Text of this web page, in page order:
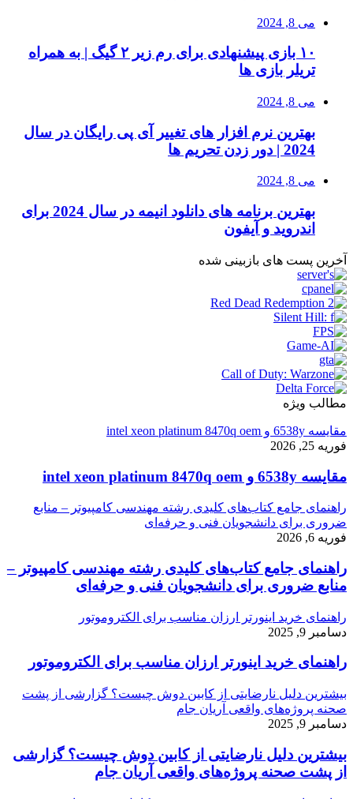
می 8, 2024
۱۰ بازی پیشنهادی برای رم زیر ۲ گیگ | به همراه
تریلر بازی ها
می 8, 2024
بهترین نرم افزار های تغییر آی پی رایگان در سال
2024 | دور زدن تحریم ها
می 8, 2024
بهترین برنامه های دانلود انیمه در سال 2024 برای
اندروید و آیفون
آخرین پست های بازبینی شده
مطالب ویژه
مقایسه 6538y و intel xeon platinum 8470q oem
فوریه 25, 2026
مقایسه 6538y و intel xeon platinum 8470q oem
راهنمای جامع کتاب‌های کلیدی رشته مهندسی کامپیوتر – منابع
ضروری برای دانشجویان فنی و حرفه‌ای
فوریه 6, 2026
راهنمای جامع کتاب‌های کلیدی رشته مهندسی کامپیوتر –
منابع ضروری برای دانشجویان فنی و حرفه‌ای
راهنمای خرید اینورتر ارزان مناسب برای الکتروموتور
دسامبر 9, 2025
راهنمای خرید اینورتر ارزان مناسب برای الکتروموتور
بیشترین دلیل نارضایتی از کابین دوش چیست؟ گزارشی از پشت
صحنه پروژه‌های واقعی آریان جام
دسامبر 9, 2025
بیشترین دلیل نارضایتی از کابین دوش چیست؟ گزارشی
از پشت صحنه پروژه‌های واقعی آریان جام